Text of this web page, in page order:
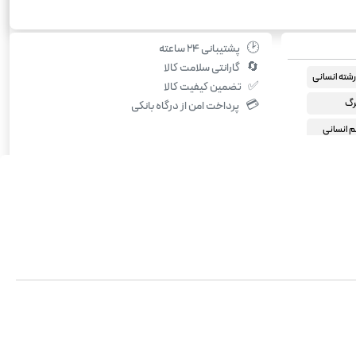
انسانی
انسانی
🕑 پشتیبانی ۲۴ ساعته
🔄 گارانتی سلامت کالا
✅ تضمین کیفیت کالا
💳 پرداخت امن از درگاه بانکی